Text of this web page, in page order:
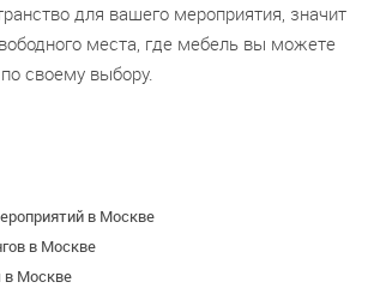
для вашего мероприятия, значит
места, где мебель вы можете
своему выбору.
в Москве
в Москве
в Москве